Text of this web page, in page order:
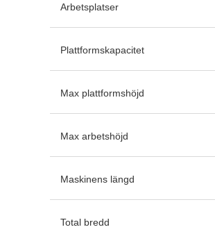
Arbetsplatser
Plattformskapacitet
Max plattformshöjd
Max arbetshöjd
Maskinens längd
Total bredd